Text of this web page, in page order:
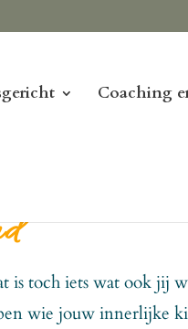
Coaching
toch iets wat ook jij
wie jouw innerlijke